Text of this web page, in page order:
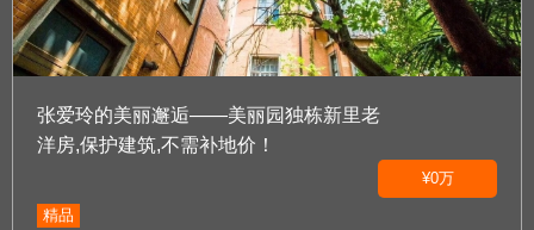
张爱玲的美丽邂逅——美丽园独栋新里老
洋房,保护建筑,不需补地价！
¥0万
精品